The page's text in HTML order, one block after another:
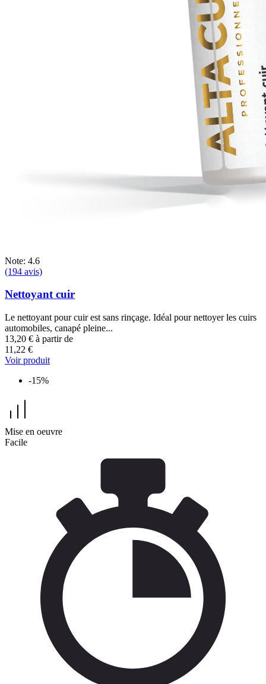
Note: 4.6
(194 avis)
Nettoyant cuir
Le nettoyant pour cuir est sans rinçage. Idéal pour nettoyer les cuirs
automobiles, canapé pleine...
13,20 € à partir de
11,22 €
Voir produit
-15%
Mise en oeuvre
Facile